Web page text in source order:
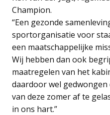
Champion.
“Een gezonde
sportorganisatie voor
een maatschappelijke
Wij hebben dan ook
maatregelen van het
daardoor wel
van deze zomer af te
in ons hart.”